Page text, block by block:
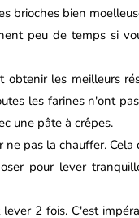
brioches bien
peu de temps si
les meilleurs
les farines n'ont
une pâte à crêpes.
pas la chauffer.
pour lever
2 fois. C'est